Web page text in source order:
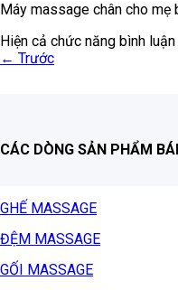
Máy massage chân cho mẹ
Hiện cả chức năng bình
← Trước
CÁC DÒNG SẢN PHẨM
GHẾ MASSAGE
ĐỆM MASSAGE
GỐI MASSAGE